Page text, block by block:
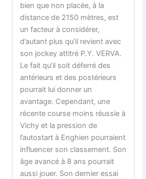
bien que non placée, à la
distance de 2150 mètres, est
un facteur à considérer,
d’autant plus qu’il revient avec
son jockey attitré P.Y. VERVA.
Le fait qu’il soit déferré des
antérieurs et des postérieurs
pourrait lui donner un
avantage. Cependant, une
récente course moins réussie à
Vichy et la pression de
l’autostart à Enghien pourraient
influencer son classement. Son
âge avancé à 8 ans pourrait
aussi jouer. Son dernier essai